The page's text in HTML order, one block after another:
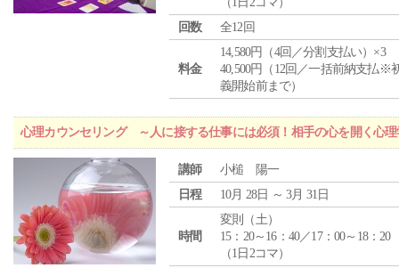
回数
全12回
料金
14,580円（4回／分割支払い）×3
40,500円（12回／一括前納支払※
義開始前まで）
心理カウンセリング ～人に接する仕事には必須！相手の心を開く心理
講師
小槌 陽一
日程
10月 28日 ～ 3月 31日
時間
変則（土）
15：20～16：40／17：00～18：20
（1日2コマ）